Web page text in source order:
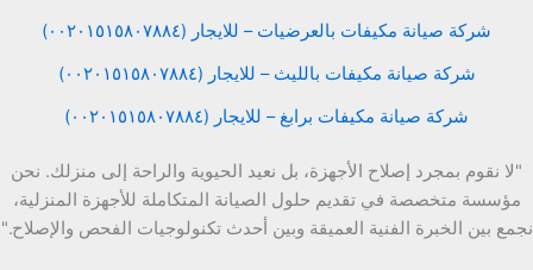
شركة صيانة مكيفات بالعرضيات – للايجار (٠٠٢٠١٥١٥٨٠٧٨٨٤)
شركة صيانة مكيفات بالليث – للايجار (٠٠٢٠١٥١٥٨٠٧٨٨٤)
شركة صيانة مكيفات برابغ – للايجار (٠٠٢٠١٥١٥٨٠٧٨٨٤)
"لا نقوم بمجرد إصلاح الأجهزة، بل نعيد الحيوية والراحة إلى منزلك. نحن
مؤسسة متخصصة في تقديم حلول الصيانة المتكاملة للأجهزة المنزلية،
نجمع بين الخبرة الفنية العميقة وبين أحدث تكنولوجيات الفحص والإصلاح."